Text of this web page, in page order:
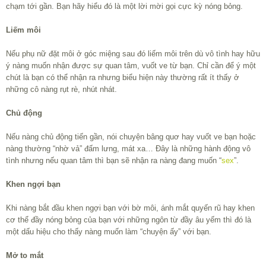
chạm tới gần. Bạn hãy hiểu đó là một lời mời gọi cực kỳ nóng bỏng.
Liếm môi
Nếu phụ nữ đặt môi ở góc miệng sau đó liếm môi trên dù vô tình hay hữu
ý nàng muốn nhận được sự quan tâm, vuốt ve từ bạn. Chỉ cần để ý một
chút là bạn có thể nhận ra nhưng biểu hiện này thường rất ít thấy ở
những cô nàng rụt rè, nhút nhát.
Chủ động
Nếu nàng chủ động tiến gần, nói chuyện bâng quơ hay vuốt ve bạn hoặc
nàng thường “nhờ vả” đấm lưng, mát xa… Đây là những hành động vô
tình nhưng nếu quan tâm thì bạn sẽ nhận ra nàng đang muốn “sex”.
Khen ngợi bạn
Khi nàng bắt đầu khen ngợi bạn với bờ môi, ánh mắt quyến rũ hay khen
cơ thể đầy nóng bỏng của bạn với những ngôn từ đầy âu yếm thì đó là
một dấu hiệu cho thấy nàng muốn làm “chuyện ấy” với bạn.
Mở to mắt